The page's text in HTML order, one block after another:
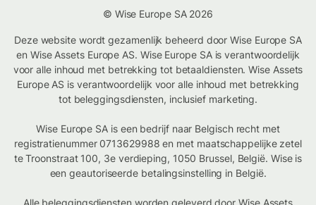
© Wise Europe SA 2026
Deze website wordt gezamenlijk beheerd door Wise Europe SA
en Wise Assets Europe AS. Wise Europe SA is verantwoordelijk
voor alle inhoud met betrekking tot betaaldiensten. Wise Assets
Europe AS is verantwoordelijk voor alle inhoud met betrekking
tot beleggingsdiensten, inclusief marketing.
Wise Europe SA is een bedrijf naar Belgisch recht met
registratienummer 0713629988 en met maatschappelijke zetel
te Troonstraat 100, 3e verdieping, 1050 Brussel, België. Wise is
een geautoriseerde betalingsinstelling in België.
Alle beleggingsdiensten worden geleverd door Wise Assets